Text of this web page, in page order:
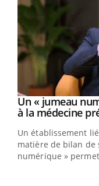
Youtube
Un « jumeau
à la médecine
Un établissement
matière de bilan de
numérique »